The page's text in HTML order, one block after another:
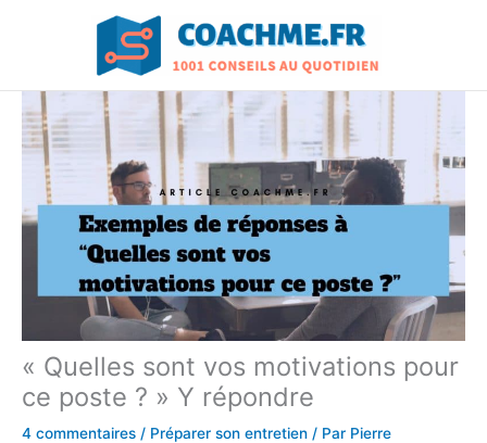
« Quelles sont vos motivations pour
ce poste ? » Y répondre
4 commentaires / Préparer son entretien / Par Pierre